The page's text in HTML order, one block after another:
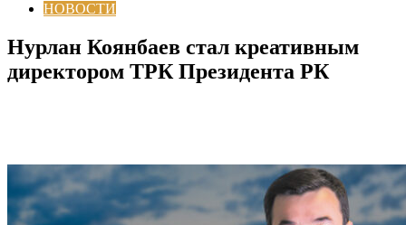
НОВОСТИ
Нурлан Коянбаев стал креативным
директором ТРК Президента РК